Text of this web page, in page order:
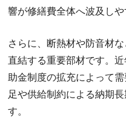
響が修繕費全体へ波及しや
さらに、断熱材や防音材
直結する重要部材です。
助金制度の拡充によって
足や供給制約による納期
す。